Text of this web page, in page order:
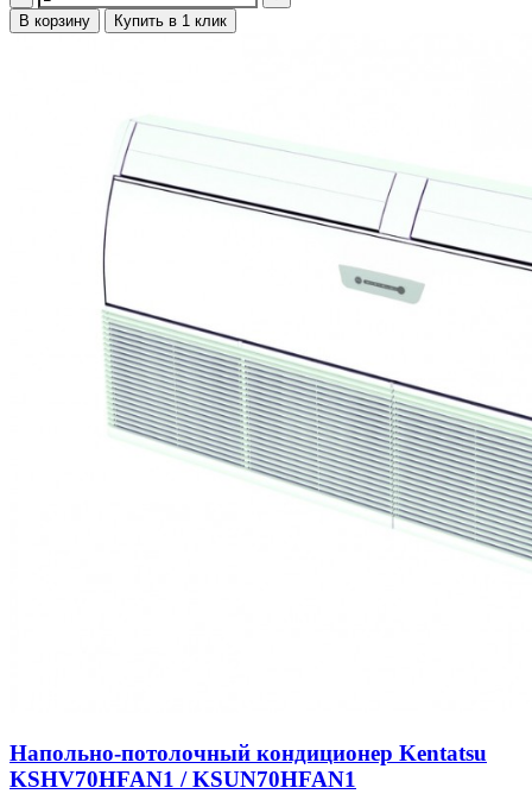
В корзину Купить в 1 клик
Напольно-потолочный кондиционер Kentatsu
KSHV70HFAN1 / KSUN70HFAN1